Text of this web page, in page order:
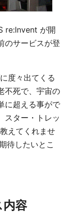
re:Invent が開
のサービスが登
度々出てくる
不死で、宇宙の
に超える事がで
スター・トレッ
えてくれませ
待したいとこ
容